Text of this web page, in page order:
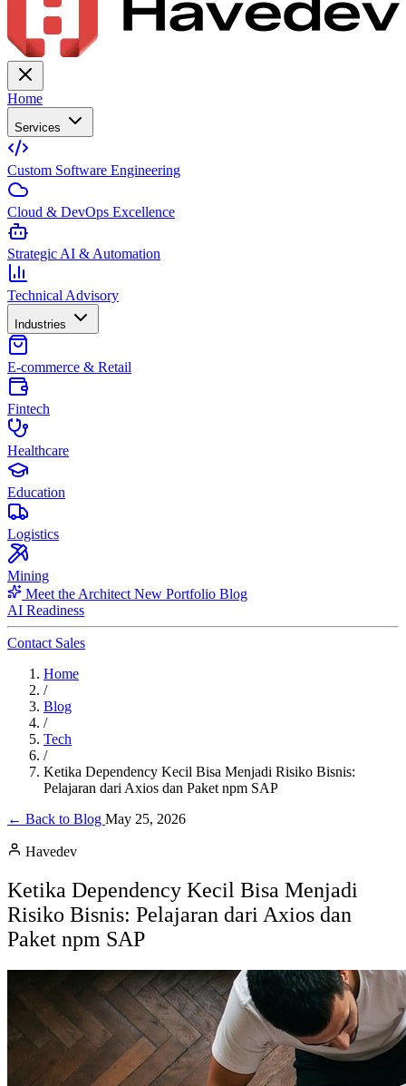
Home
Services
Custom Software Engineering
Cloud & DevOps Excellence
Strategic AI & Automation
Technical Advisory
Industries
E-commerce & Retail
Fintech
Healthcare
Education
Logistics
Mining
Meet the Architect New Portfolio Blog
AI Readiness
Contact Sales
Home
/
Blog
/
Tech
/
Ketika Dependency Kecil Bisa Menjadi Risiko Bisnis:
Pelajaran dari Axios dan Paket npm SAP
← Back to Blog May 25, 2026
Havedev
Ketika Dependency Kecil Bisa Menjadi
Risiko Bisnis: Pelajaran dari Axios dan
Paket npm SAP